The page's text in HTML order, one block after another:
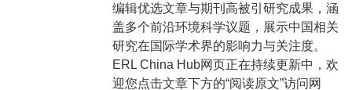
编辑优选文章与期刊高被引研究成果，涵
盖多个前沿环境科学议题，展示中国相关
研究在国际学术界的影响力与关注度。
ERL China Hub网页正在持续更新中，欢
迎您点击文章下方的“阅读原文”访问网